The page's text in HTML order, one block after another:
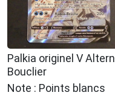
Palkia originel V
Bouclier
Note : Points blancs